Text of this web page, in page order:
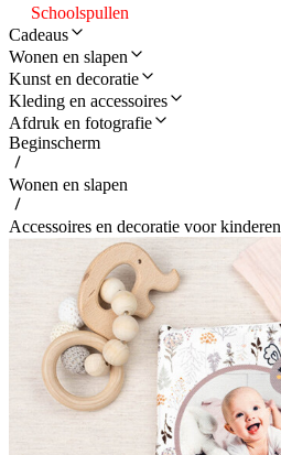
Schoolspullen
Cadeaus
Wonen en slapen
Kunst en decoratie
Kleding en accessoires
Afdruk en fotografie
Beginscherm
Wonen en slapen
Accessoires en decoratie voor kinderen